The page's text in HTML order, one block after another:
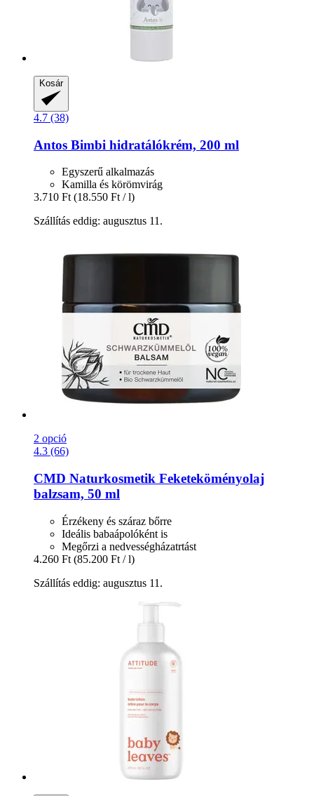
Kosár
4.7 (38)
Antos Bimbi hidratálókrém, 200 ml
Egyszerű alkalmazás
Kamilla és körömvirág
3.710 Ft (18.550 Ft / l)
Szállítás eddig: augusztus 11.
2 opció
4.3 (66)
CMD Naturkosmetik Feketeköményolaj
balzsam, 50 ml
Érzékeny és száraz bőrre
Ideális babaápolóként is
Megőrzi a nedvességházatrtást
4.260 Ft (85.200 Ft / l)
Szállítás eddig: augusztus 11.